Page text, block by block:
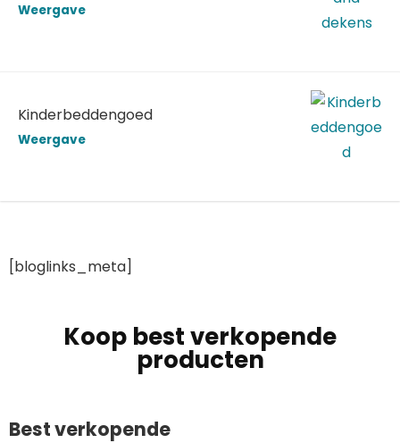
Weergave
Kinderbeddengoed
Weergave
[bloglinks_meta]
Koop best verkopende
producten
Best verkopende